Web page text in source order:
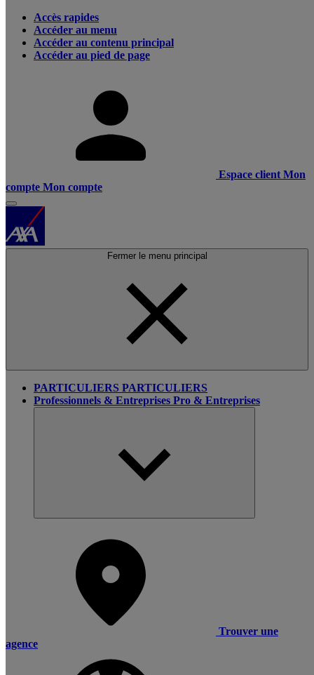
Accès rapides
Accéder au menu
Accéder au contenu principal
Accéder au pied de page
Espace client Mon
compte Mon compte
Fermer le menu principal
PARTICULIERS PARTICULIERS
Professionnels & Entreprises Pro & Entreprises
Trouver une
agence